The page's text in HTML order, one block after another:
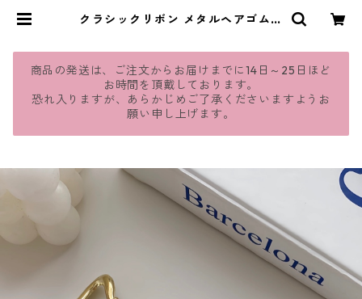
クラシックリボン メタルヘアゴム 2
商品の発送は、ご注文からお届けまでに14日～25日ほど
お時間を頂戴しております。
恐れ入りますが、あらかじめご了承くださいますようお
願い申し上げます。